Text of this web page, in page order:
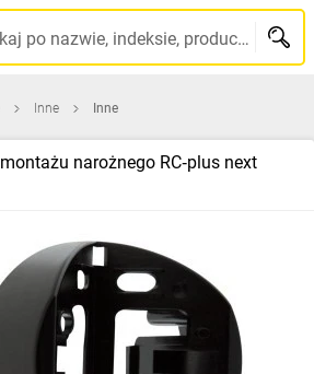
Szukaj po nazwie, indeksie, producencie, kodzie kreskowym...
Inne Inne
narożnego RC‑plus next